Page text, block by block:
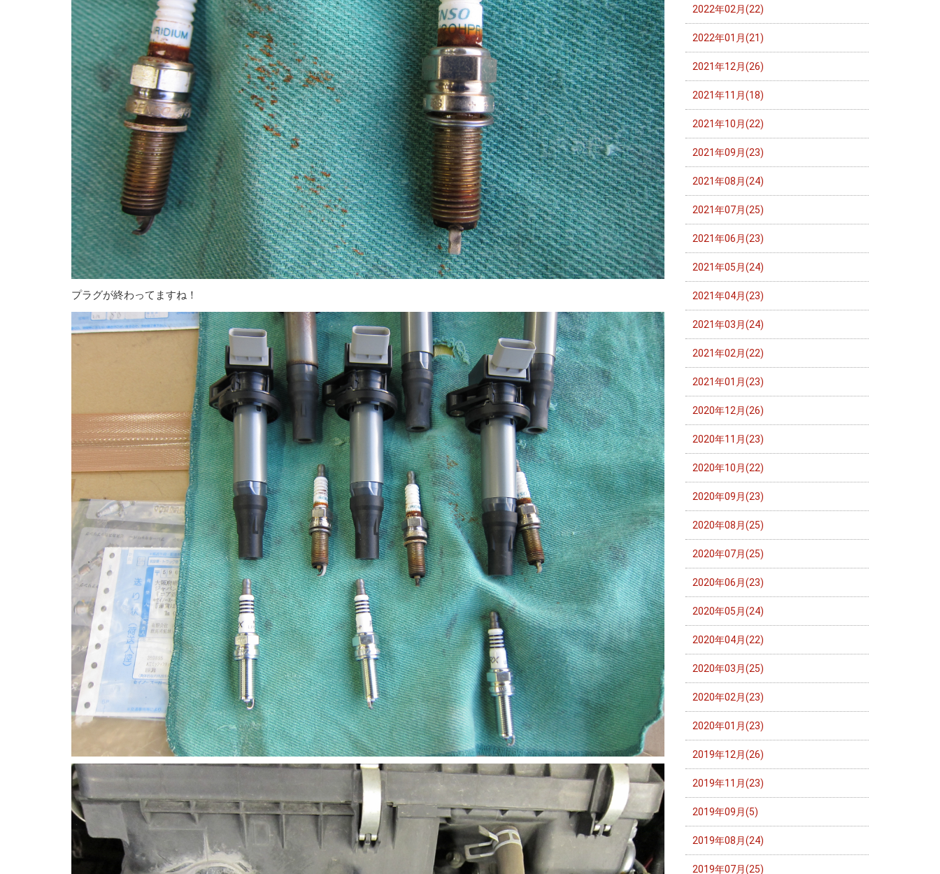
プラグが終わってますね！
2022年02月(22)
2022年01月(21)
2021年12月(26)
2021年11月(18)
2021年10月(22)
2021年09月(23)
2021年08月(24)
2021年07月(25)
2021年06月(23)
2021年05月(24)
2021年04月(23)
2021年03月(24)
2021年02月(22)
2021年01月(23)
2020年12月(26)
2020年11月(23)
2020年10月(22)
2020年09月(23)
2020年08月(25)
2020年07月(25)
2020年06月(23)
2020年05月(24)
2020年04月(22)
2020年03月(25)
2020年02月(23)
2020年01月(23)
2019年12月(26)
2019年11月(23)
2019年09月(5)
2019年08月(24)
2019年07月(25)